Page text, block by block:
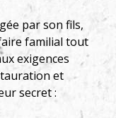
par son fils,
familial tout
exigences
et
secret :